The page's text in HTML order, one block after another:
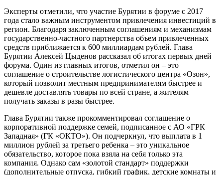
Эксперты отметили, что участие Бурятии в форуме с 2017
года стало важным инструментом привлечения инвестиций в
регион. Благодаря заключенным соглашениям и механизмам
государственно-частного партнерства объем привлеченных
средств приближается к 600 миллиардам рублей. Глава
Бурятии Алексей Цыденов рассказал об итогах первых дней
форума. Один из главных итогов, отметил он – это
соглашение о строительстве логистического центра «Озон»,
который позволит местным предпринимателям быстрее и
дешевле доставлять товары по всей стране, а жителям
получать заказы в разы быстрее.
Глава Бурятии также прокомментировал соглашение о
корпоративной поддержке семей, подписанное с АО «ГРК
Западная» (ГК «ОКТО»). Он подчеркнул, что выплата в 1
миллион рублей за третьего ребенка – это уникальное
обязательство, которое пока взяла на себя только эта
компания. Однако сам «золотой стандарт» поддержки
(дополнительные отпуска, гибкий график, детские комнаты и